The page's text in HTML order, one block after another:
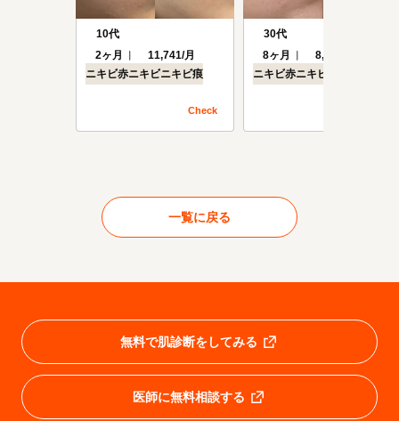
10代
2ヶ月
11,741/月
ニキビ赤ニキビニキビ痕
Check
30代
8ヶ月
8,294/月
ニキビ赤ニキビ
一覧に戻る
無料で肌診断をしてみる
医師に無料相談する